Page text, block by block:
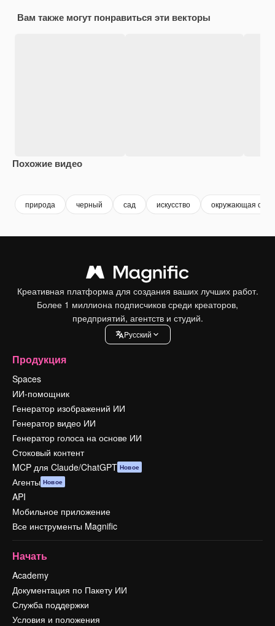
Вам также могут понравиться эти векторы
Похожие видео
природа черный сад искусство окружающая
Креативная платформа для создания ваших лучших работ.
Более 1 миллиона подписчиков среди креаторов,
предприятий, агентств и студий.
Pусский
Продукция
Spaces
ИИ-помощник
Генератор изображений ИИ
Генератор видео ИИ
Генератор голоса на основе ИИ
Стоковый контент
MCP для Claude/ChatGPT Новое
Агенты Новое
API
Мобильное приложение
Все инструменты Magnific
Начать
Academy
Документация по Пакету ИИ
Служба поддержки
Условия и положения